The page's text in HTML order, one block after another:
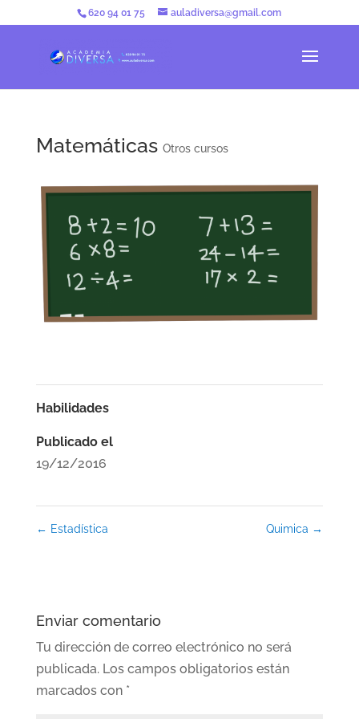
620 94 01 75 auladiversa@gmail.com
Matemáticas Otros cursos
Habilidades
Publicado el
19/12/2016
← Estadística Quimica →
Enviar comentario
Tu dirección de correo electrónico no será
publicada. Los campos obligatorios están
marcados con *